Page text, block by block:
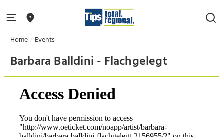
Home Events
Barbara Balldini - Flachgelegt